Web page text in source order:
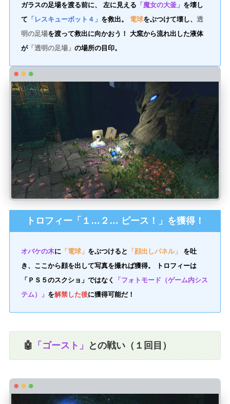
ガラスの足場を渡る前に、 左に見える 「魔女の大釜」 を壊し
て 「レスキューボット４」 を救出。 電球をぶつけて壊し、透
明の足場を渡って救出に向かおう！ 大窯から流れ出した液体
が「透明の足場」の場所の目印。
トロフィー「１…２… ピース！」を獲得！
オバケの木に 「電球」 をぶつけると 「顔出しパネル」
を吐
き、ここから顔を出して写真を撮れば獲得。 トロフィーは
「ＰＳ５のスクショ」ではなく
「フォトモード（ゲーム内シス
テム）」 を解禁した後に獲得可能だ！
🤖 「ゴースト」 との戦い（１回目）